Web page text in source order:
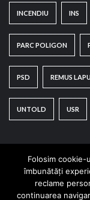
INCENDIU INS
PARC POLIGON
PSD REMUS
UNTOLD USR
Folosim
îmbunătăți
reclame
continuarea